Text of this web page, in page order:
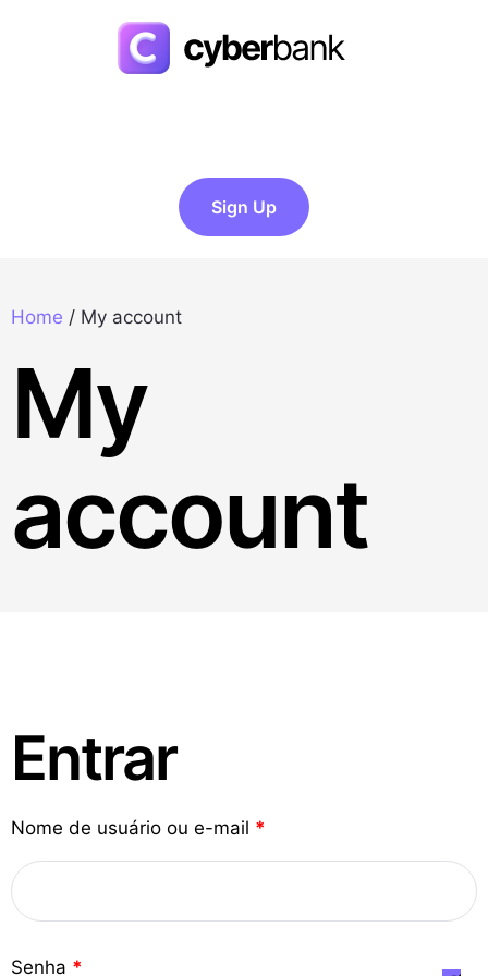
Sign Up
Home / My account
My
account
Entrar
Nome de usuário ou e-mail *
b
Senha *